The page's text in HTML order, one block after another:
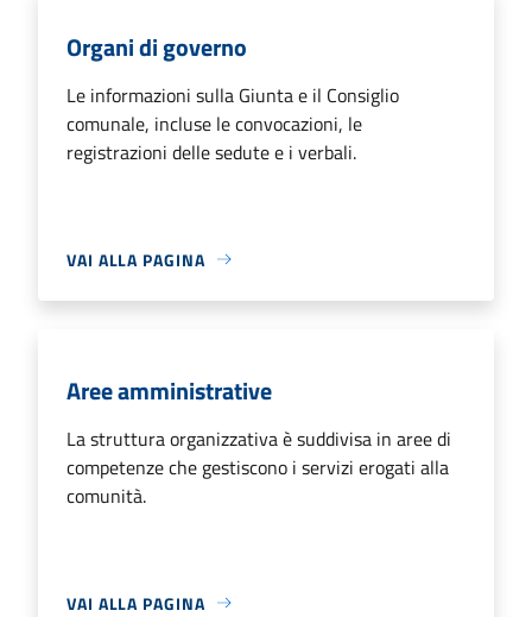
Organi di governo
Le informazioni sulla Giunta e il Consiglio
comunale, incluse le convocazioni, le
registrazioni delle sedute e i verbali.
VAI ALLA PAGINA
Aree amministrative
La struttura organizzativa è suddivisa in aree di
competenze che gestiscono i servizi erogati alla
comunità.
VAI ALLA PAGINA